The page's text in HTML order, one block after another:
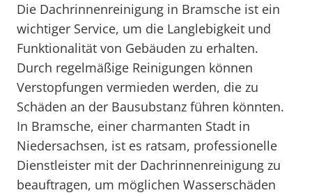
Die Dachrinnenreinigung in Bramsche ist ein
wichtiger Service, um die Langlebigkeit und
Funktionalität von Gebäuden zu erhalten.
Durch regelmäßige Reinigungen können
Verstopfungen vermieden werden, die zu
Schäden an der Bausubstanz führen könnten.
In Bramsche, einer charmanten Stadt in
Niedersachsen, ist es ratsam, professionelle
Dienstleister mit der Dachrinnenreinigung zu
beauftragen, um möglichen Wasserschäden